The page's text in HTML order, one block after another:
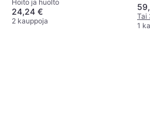
Tierlieb
Hoito ja huolto
24,24 €
2 kauppoja
Tai
1